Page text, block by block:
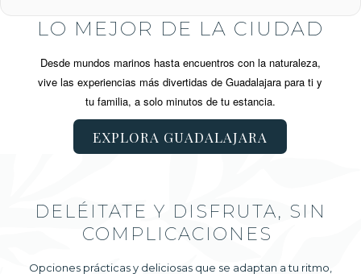
LO MEJOR DE LA CIUDAD
Desde mundos marinos hasta encuentros con la naturaleza,
vive las experiencias más divertidas de Guadalajara para ti y
tu familia, a solo minutos de tu estancia.
EXPLORA GUADALAJARA
DELÉITATE Y DISFRUTA, SIN
COMPLICACIONES
Opciones prácticas y deliciosas que se adaptan a tu ritmo,